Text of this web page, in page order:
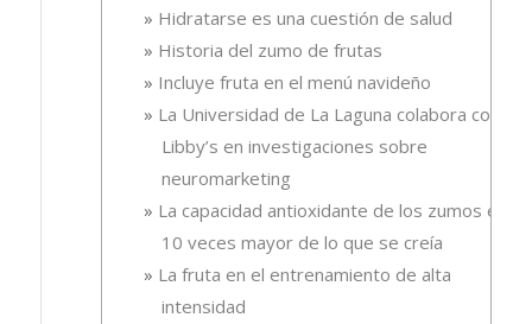
Hidratarse es una cuestión de salud
Historia del zumo de frutas
Incluye fruta en el menú navideño
La Universidad de La Laguna colabora con
Libby’s en investigaciones sobre
neuromarketing
La capacidad antioxidante de los zumos es
10 veces mayor de lo que se creía
La fruta en el entrenamiento de alta
intensidad